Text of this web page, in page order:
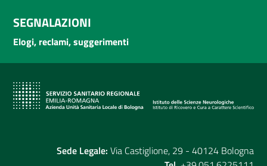
SEGNALAZIONI
Elogi, reclami, suggerimenti
Sede Legale: Via Castiglione, 29 - 40124 Bologna